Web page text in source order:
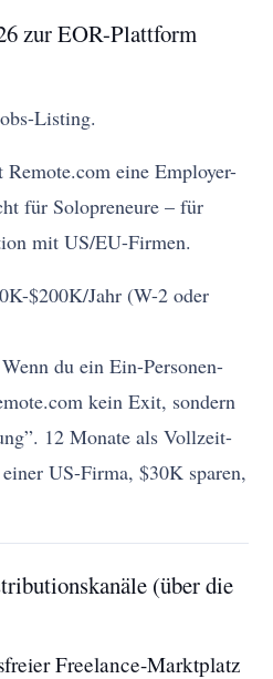
zur EOR-Plattform
Listing.
Remote.com eine Employer-
für Solopreneure – für
mit US/EU-Firmen.
$200K/Jahr (W-2 oder
Wenn du ein Ein-Personen-
kein Exit, sondern
12 Monate als Vollzeit-
US-Firma, $30K sparen,
(über die
Freelance-Marktplatz